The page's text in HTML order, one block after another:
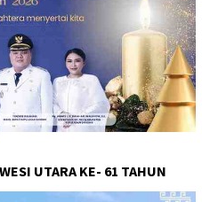
UTARA KE- 61 TAHUN